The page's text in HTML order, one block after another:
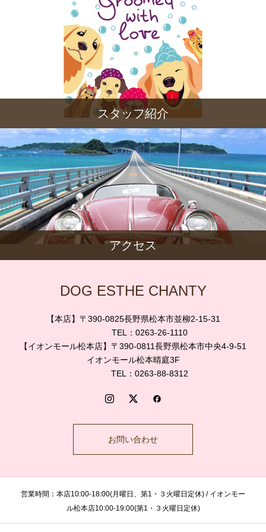
スタッフ紹介
アクセス
DOG ESTHE CHANTY
【本店】〒390-0825長野県松本市並柳2-15-31
TEL：0263-26-1110
【イオンモール松本店】〒390-0811長野県松本市中央4-9-51
イオンモール松本晴庭3F
TEL：0263-88-8312
お問い合わせ
営業時間：本店10:00-18:00(月曜日、第1・３火曜日定休) / イオンモー
ル松本店10:00-19:00(第1・３火曜日定休)